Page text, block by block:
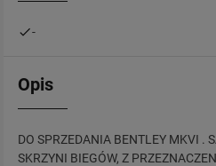
-
Opis
DO SPRZEDANIA BENTLEY MKVI .
SKRZYNI BIEGÓW, Z